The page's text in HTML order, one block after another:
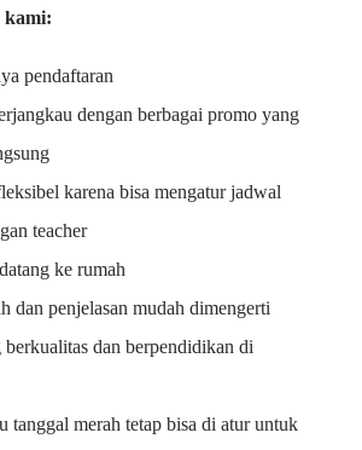
kami:
pendaftaran
dengan berbagai promo yang
karena bisa mengatur jadwal
teacher
ke rumah
dan penjelasan mudah dimengerti
berkualitas dan berpendidikan di
tanggal merah tetap bisa di atur untuk